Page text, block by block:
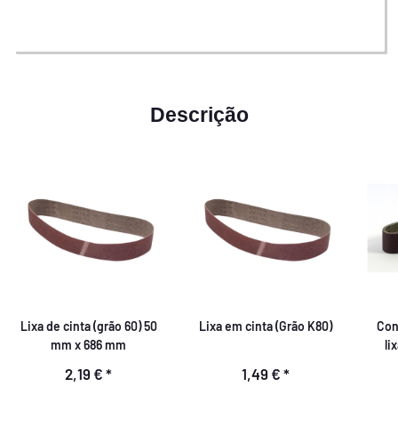
Descrição
Lixa de cinta (grão 60) 50
mm x 686 mm
2,19 € *
Lixa em cinta (Grão K80)
1,49 € *